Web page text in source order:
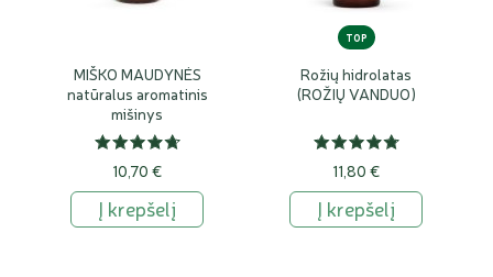
MIŠKO MAUDYNĖS
natūralus aromatinis
mišinys
10,70 €
Į krepšelį
TOP
Rožių hidrolatas
(ROŽIŲ VANDUO)
11,80 €
Į krepšelį